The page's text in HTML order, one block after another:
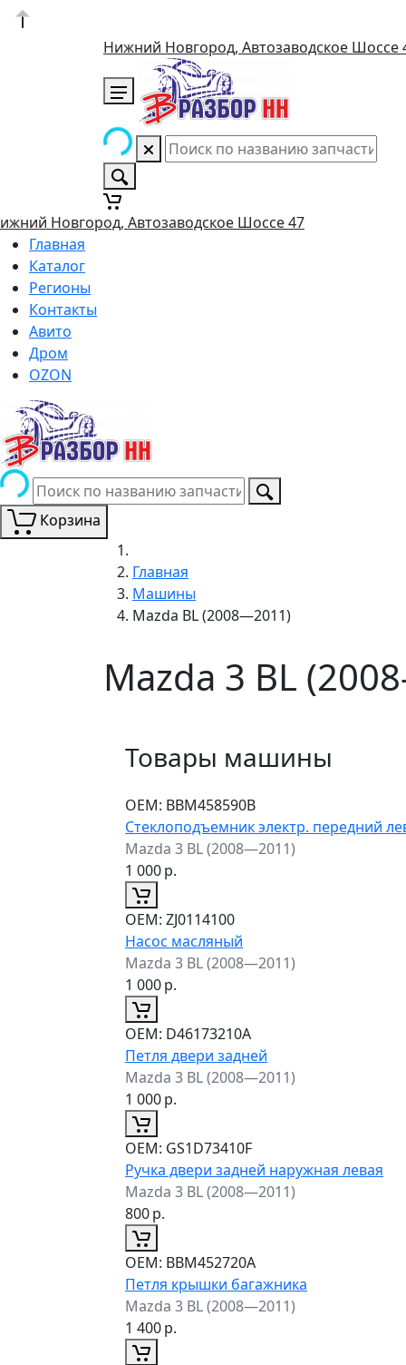
Нижний Новгород, Автозаводское Шоссе
Новгород, Автозаводское Шоссе 47
Главная
Каталог
Регионы
Контакты
Авито
Дром
OZON
Корзина
Главная
Машины
Mazda BL (2008—2011)
Mazda 3 BL
Товары машины
ОЕМ: BBM458590B
Стеклоподъемник электр. передний
Mazda 3 BL (2008—2011)
1 000р.
ОЕМ: ZJ0114100
Насос масляный
Mazda 3 BL (2008—2011)
1 000р.
ОЕМ: D46173210A
Петля двери задней
Mazda 3 BL (2008—2011)
1 000р.
ОЕМ: GS1D73410F
Ручка двери задней наружная левая
Mazda 3 BL (2008—2011)
800р.
ОЕМ: BBM452720A
Петля крышки багажника
Mazda 3 BL (2008—2011)
1 400р.